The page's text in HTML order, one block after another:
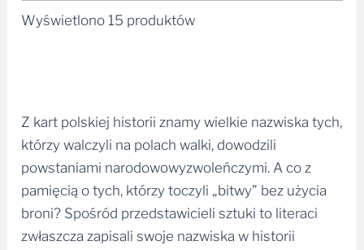
dźwiękowych
Wyświetlono 15 produktów
Z kart polskiej historii znamy wielkie nazwiska tych,
którzy walczyli na polach walki, dowodzili
powstaniami narodowowyzwoleńczymi. A co z
pamięcią o tych, którzy toczyli „bitwy” bez użycia
broni? Spośród przedstawicieli sztuki to literaci
zwłaszcza zapisali swoje nazwiska w historii